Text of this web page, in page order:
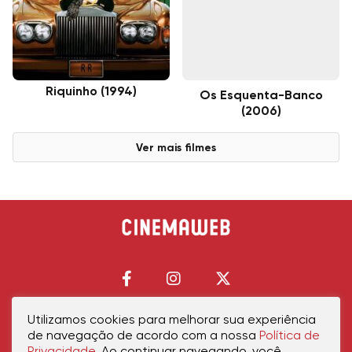
Riquinho (1994)
Os Esquenta-Banco
(2006)
Ver mais filmes
Início Política de PrivacidadePolítica de CookiesContatoSobre Nós
Utilizamos cookies para melhorar sua experiência
de navegação de acordo com a nossa Política de